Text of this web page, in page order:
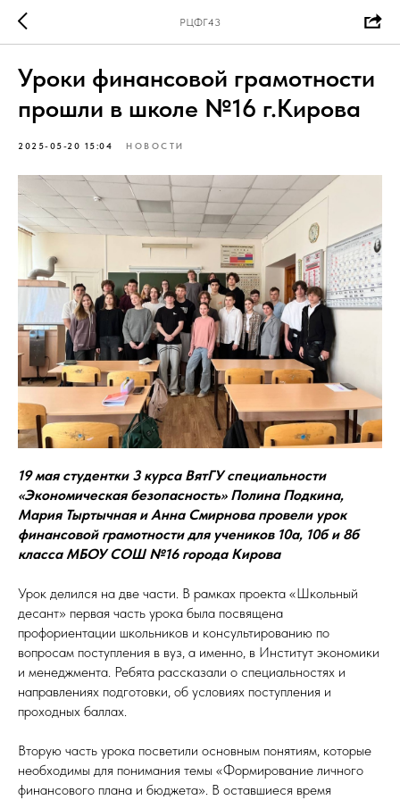
РЦФГ43
Уроки финансовой грамотности
прошли в школе №16 г.Кирова
2025-05-20 15:04 НОВОСТИ
19 мая студентки 3 курса ВятГУ специальности
«Экономическая безопасность» Полина Подкина,
Мария Тыртычная и Анна Смирнова провели урок
финансовой грамотности для учеников 10а, 10б и 8б
класса МБОУ СОШ №16 города Кирова
Урок делился на две части. В рамках проекта «Школьный
десант» первая часть урока была посвящена
профориентации школьников и консультированию по
вопросам поступления в вуз, а именно, в Институт экономики
и менеджмента. Ребята рассказали о специальностях и
направлениях подготовки, об условиях поступления и
проходных баллах.
Вторую часть урока посветили основным понятиям, которые
необходимы для понимания темы «Формирование личного
финансового плана и бюджета». В оставшиеся время